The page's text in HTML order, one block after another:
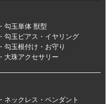
・勾玉単体 獣型
・勾玉ピアス・イヤリング
・勾玉根付け・お守り
・大珠アクセサリー
・ネックレス・ペンダント